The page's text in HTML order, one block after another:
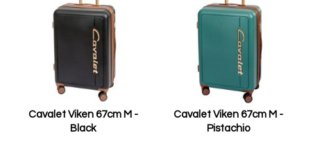
Cavalet Viken 67cm M -
Black
Cavalet Viken 67cm M -
Pistachio